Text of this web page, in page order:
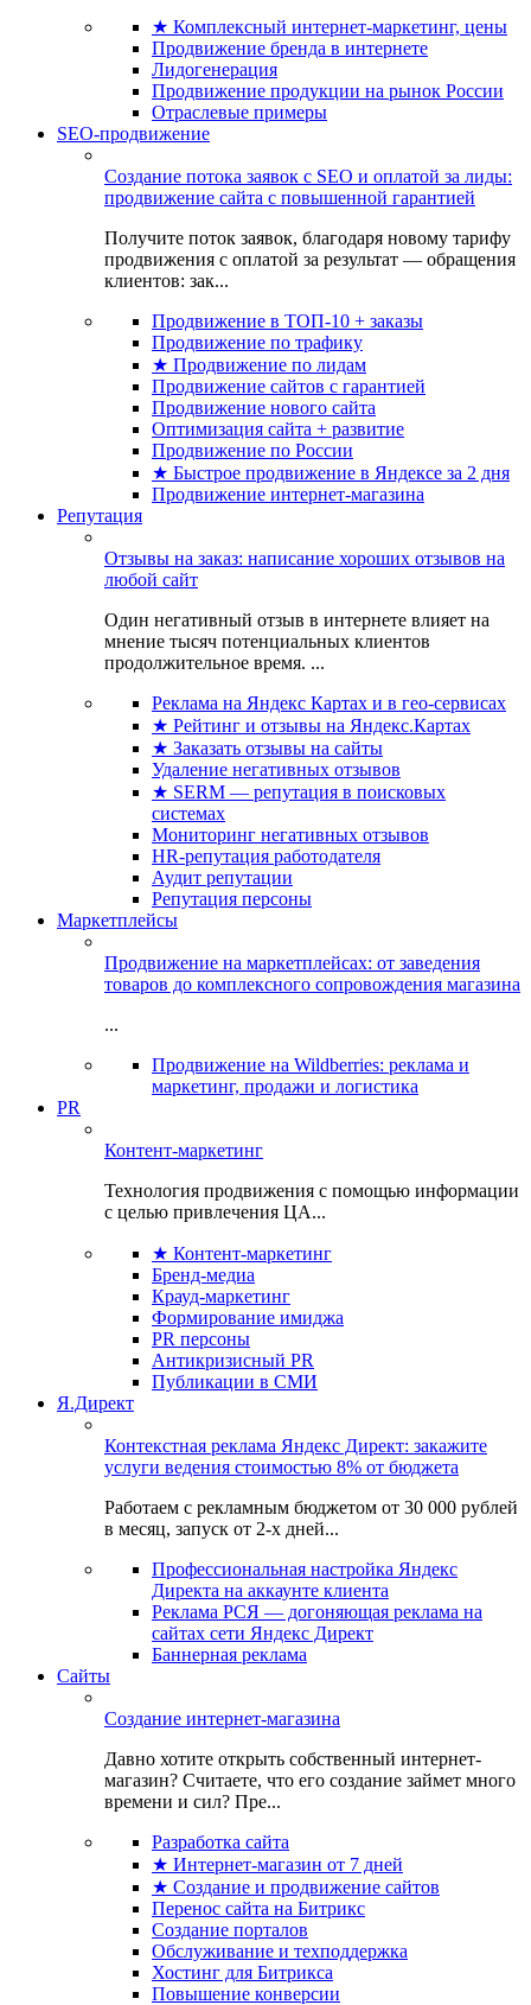
★ Комплексный интернет-маркетинг, цены
Продвижение бренда в интернете
Лидогенерация
Продвижение продукции на рынок России
Отраслевые примеры
SEO-продвижение
Создание потока заявок с SEO и оплатой за лиды:
продвижение сайта с повышенной гарантией
Получите поток заявок, благодаря новому тарифу
продвижения с оплатой за результат — обращения
клиентов: зак...
Продвижение в ТОП-10 + заказы
Продвижение по трафику
★ Продвижение по лидам
Продвижение сайтов с гарантией
Продвижение нового сайта
Оптимизация сайта + развитие
Продвижение по России
★ Быстрое продвижение в Яндексе за 2 дня
Продвижение интернет-магазина
Репутация
Отзывы на заказ: написание хороших отзывов на
любой сайт
Один негативный отзыв в интернете влияет на
мнение тысяч потенциальных клиентов
продолжительное время. ...
Реклама на Яндекс Картах и в гео-сервисах
★ Рейтинг и отзывы на Яндекс.Картах
★ Заказать отзывы на сайты
Удаление негативных отзывов
★ SERM — репутация в поисковых
системах
Мониторинг негативных отзывов
HR-репутация работодателя
Аудит репутации
Репутация персоны
Маркетплейсы
Продвижение на маркетплейсах: от заведения
товаров до комплексного сопровождения магазина
...
Продвижение на Wildberries: реклама и
маркетинг, продажи и логистика
PR
Контент-маркетинг
Технология продвижения с помощью информации
с целью привлечения ЦА...
★ Контент-маркетинг
Бренд-медиа
Крауд-маркетинг
Формирование имиджа
PR персоны
Антикризисный PR
Публикации в СМИ
Я.Директ
Контекстная реклама Яндекс Директ: закажите
услуги ведения стоимостью 8% от бюджета
Работаем с рекламным бюджетом от 30 000 рублей
в месяц, запуск от 2-х дней...
Профессиональная настройка Яндекс
Директа на аккаунте клиента
Реклама РСЯ — догоняющая реклама на
сайтах сети Яндекс Директ
Баннерная реклама
Сайты
Создание интернет-магазина
Давно хотите открыть собственный интернет-
магазин? Считаете, что его создание займет много
времени и сил? Пре...
Разработка сайта
★ Интернет-магазин от 7 дней
★ Создание и продвижение сайтов
Перенос сайта на Битрикс
Создание порталов
Обслуживание и техподдержка
Хостинг для Битрикса
Повышение конверсии